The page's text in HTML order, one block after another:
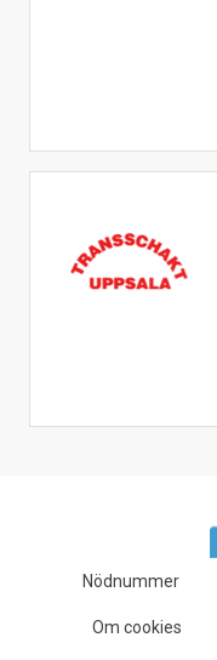
Nödnummer
Om cookies